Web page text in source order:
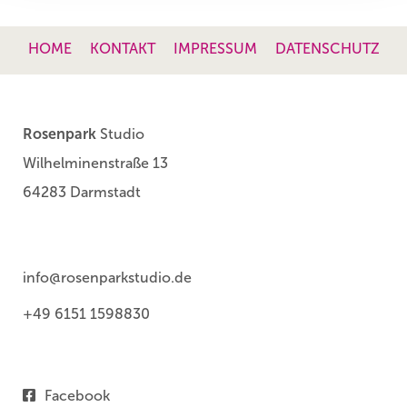
HOME KONTAKT IMPRESSUM DATENSCHUTZ
Rosenpark Studio
Wilhelminenstraße 13
64283 Darmstadt
info@rosenparkstudio.de
+49 6151 1598830
Facebook